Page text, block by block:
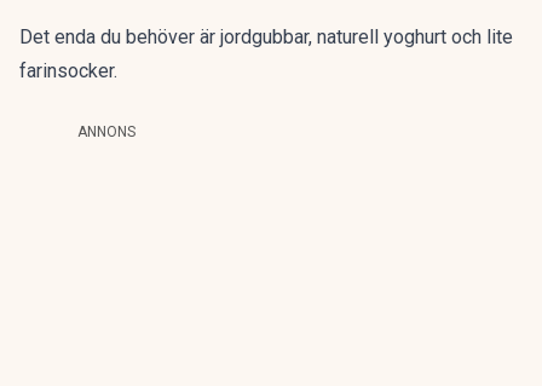
Det enda du behöver är jordgubbar, naturell yoghurt och lite
farinsocker.
ANNONS